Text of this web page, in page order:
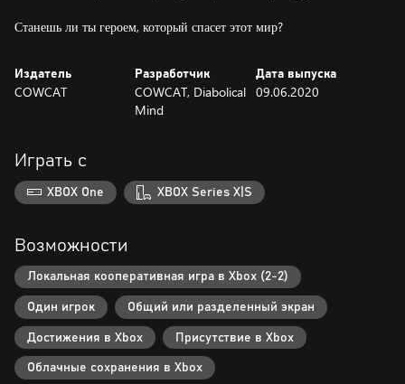
Станешь ли ты героем, который спасет этот мир?
Издатель
COWCAT
Разработчик
COWCAT, Diabolical
Mind
Дата выпуска
09.06.2020
Играть с
XBOX One XBOX Series X|S
Возможности
Локальная кооперативная игра в Xbox (2-2)
Один игрок Общий или разделенный экран
Достижения в Xbox Присутствие в Xbox
Облачные сохранения в Xbox